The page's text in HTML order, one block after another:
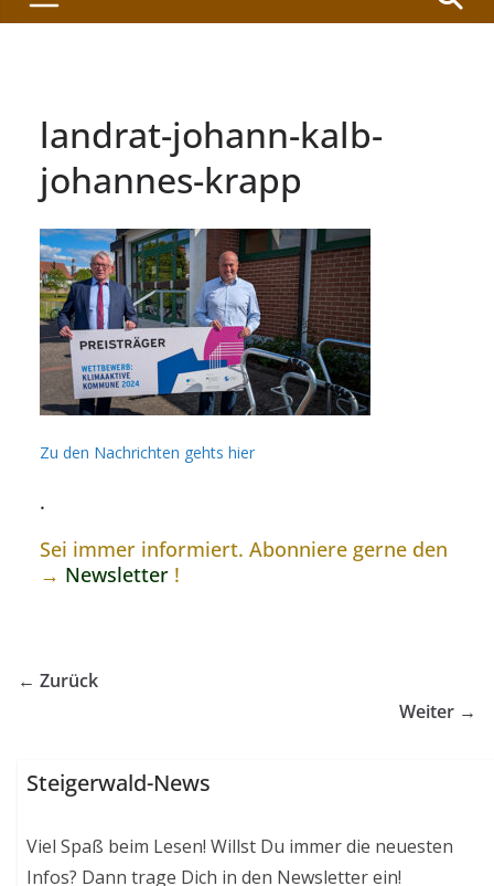
landrat-johann-kalb-
johannes-krapp
Zu den Nachrichten gehts hier
.
Sei immer informiert. Abonniere gerne den
→ Newsletter !
← Zurück
Weiter →
Steigerwald-News
Viel Spaß beim Lesen! Willst Du immer die neuesten
Infos? Dann trage Dich in den Newsletter ein!